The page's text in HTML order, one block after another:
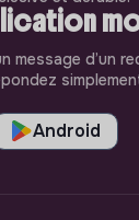
message d’un
Android